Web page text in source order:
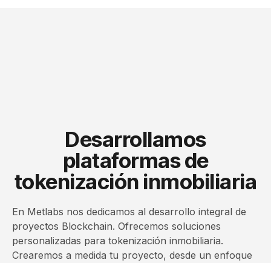
Desarrollamos
plataformas de
tokenización inmobiliaria
En Metlabs nos dedicamos al desarrollo integral de
proyectos Blockchain. Ofrecemos soluciones
personalizadas para tokenización inmobiliaria.
Crearemos a medida tu proyecto, desde un enfoque